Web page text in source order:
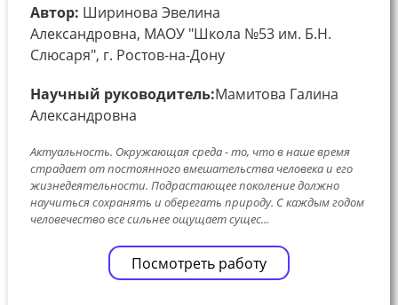
Автор: Ширинова Эвелина
Александровна, МАОУ "Школа №53 им. Б.Н.
Слюсаря", г. Ростов-на-Дону
Научный руководитель:Мамитова Галина
Александровна
Актуальность. Окружающая среда - то, что в наше время
страдает от постоянного вмешательства человека и его
жизнедеятельности. Подрастающее поколение должно
научиться сохранять и оберегать природу. С каждым годом
человечество все сильнее ощущает сущес...
Посмотреть работу